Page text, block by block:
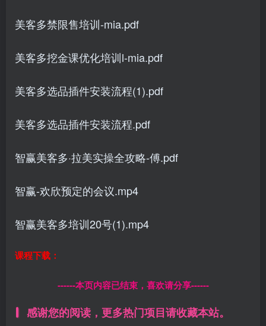
美客多禁限售培训-mia.pdf
美客多挖金课优化培训l-mia.pdf
美客多选品插件安装流程(1).pdf
美客多选品插件安装流程.pdf
智赢美客多·拉美实操全攻略-傅.pdf
智赢-欢欣预定的会议.mp4
智赢美客多培训20号(1).mp4
课程下载：
------本页内容已结束，喜欢请分享------
感谢您的阅读，更多热门项目请收藏本站。